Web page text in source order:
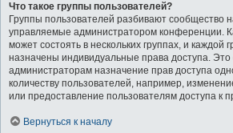
Что такое группы пользователей?
Группы пользователей разбивают сообщество
управляемые администратором конференции.
может состоять в нескольких группах, и каждой
назначены индивидуальные права доступа. Это
администраторам назначение прав доступа
количеству пользователей, например,
или предоставление пользователям доступа к
Вернуться к началу